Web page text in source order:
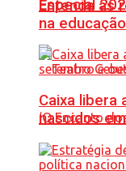
Especial
Entenda as
na
Caixa libera
nascidos